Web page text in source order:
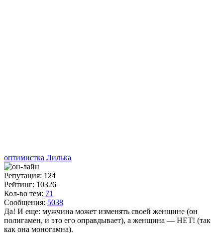
оптимистка Лилька
Репутация: 124
Рейтинг: 10326
Кол-во тем: 71
Сообщения: 5038
Да! И еще: мужчина может изменять своей женщине (он
полигамен, и это его оправдывает), а женщина — НЕТ! (так
как она моногамна).